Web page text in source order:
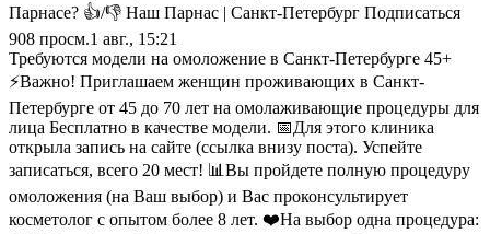
Парнасе? 👍/👎 Наш Парнас | Санкт-Петербург Подписаться
908 просм.1 авг., 15:21
Требуются модели на омоложение в Санкт-Петербурге 45+
⚡Важно! Приглашаем женщин проживающих в Санкт-
Петербурге от 45 до 70 лет на омолаживающие процедуры для
лица Бесплатно в качестве модели. 📅Для этого клиника
открыла запись на сайте (ссылка внизу поста). Успейте
записаться, всего 20 мест! 📊Вы пройдете полную процедуру
омоложения (на Ваш выбор) и Вас проконсультирует
косметолог с опытом более 8 лет. ❤️На выбор одна процедура: